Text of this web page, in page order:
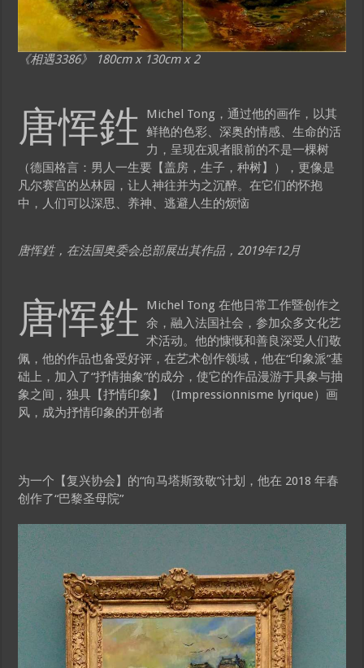
《相遇3386》 180cm x 130cm x 2
唐恽鉎
Michel Tong，通过他的画作，以其
鲜艳的色彩、深奥的情感、生命的活
力，呈现在观者眼前的不是一棵树
（德国格言：男人一生要【盖房，生子，种树】），更像是
凡尔赛宫的丛林园，让人神往并为之沉醉。在它们的怀抱
中，人们可以深思、养神、逃避人生的烦恼
唐恽鉎，在法国奥委会总部展出其作品，2019年12月
唐恽鉎
Michel Tong 在他日常工作暨创作之
余，融入法国社会，参加众多文化艺
术活动。他的慷慨和善良深受人们敬
佩，他的作品也备受好评，在艺术创作领域，他在“印象派”基
础上，加入了“抒情抽象”的成分，使它的作品漫游于具象与抽
象之间，独具【抒情印象】（Impressionnisme lyrique）画
风，成为抒情印象的开创者
为一个【复兴协会】的“向马塔斯致敬”计划，他在 2018 年春
创作了“巴黎圣母院”